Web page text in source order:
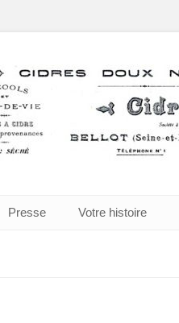
Presse Votre histoire